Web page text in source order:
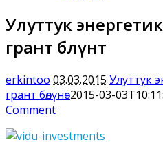
Улуттук
грант бөлүнөт
erkintoo 03.03.2015 Улуттук
грант бөлүнөт2015-03-
Comment